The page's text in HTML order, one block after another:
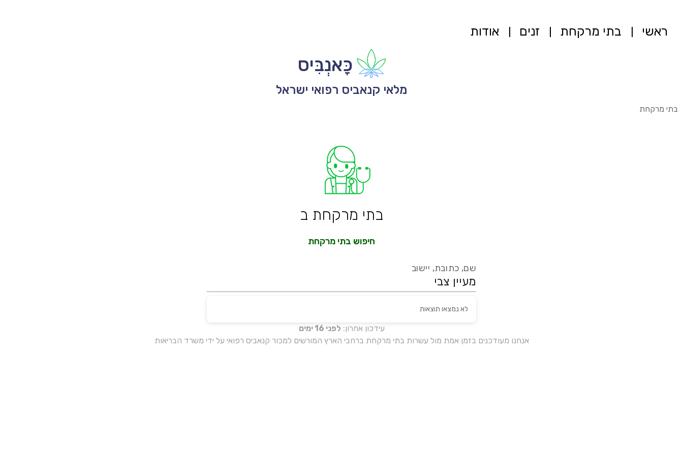
ראשי בתי מרקחת זנים אודות
כָּאנְבִּיס
מלאי קנאביס רפואי ישראל
בתי מרקחת
בתי מרקחת ב
חיפוש בתי מרקחת
שם, כתובת, יישוב
עידכון אחרון: לפני 16 ימים
אנחנו מעודכנים בזמן אמת מול עשרות בתי מרקחת ברחבי הארץ המורשים למכור קנאביס רפואי על ידי משרד הבריאות
לא נמצאו תוצאות